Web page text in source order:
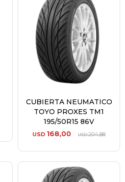
CUBIERTA NEUMATICO
TOYO PROXES TM1
195/50R15 86V
USD 168,00 USD204,88